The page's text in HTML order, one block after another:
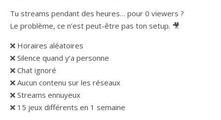
Tu streams pendant des heures… pour 0 viewers ?
Le problème, ce n’est peut-être pas ton setup. 🎥
❌ Horaires aléatoires
❌ Silence quand y’a personne
❌ Chat ignoré
❌ Aucun contenu sur les réseaux
❌ Streams ennuyeux
❌ 15 jeux différents en 1 semaine